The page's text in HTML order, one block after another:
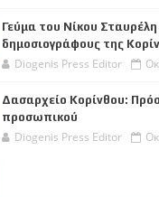
Γεύμα του Νίκου
δημοσιογράφους της
Diogenis Press Editor
Δασαρχείο Κορίνθου:
προσωπικού
Diogenis Press Editor